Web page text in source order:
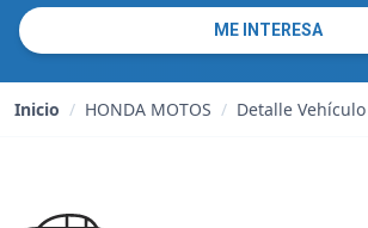
ME INTERESA
Inicio / HONDA MOTOS / Detalle Vehículo